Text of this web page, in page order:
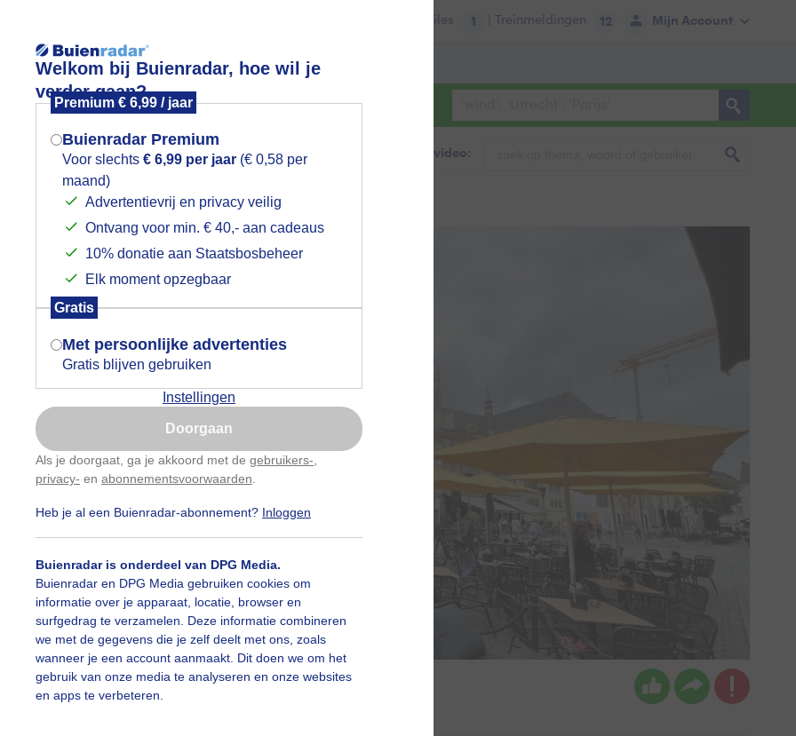
Welkom bij Buienradar, hoe wil je
verder gaan?
Premium € 6,99 / jaar
Buienradar Premium
Voor slechts € 6,99 per jaar (€ 0,58 per
maand)
Advertentievrij en privacy veilig
Ontvang voor min. € 40,- aan cadeaus
10% donatie aan Staatsbosbeheer
Elk moment opzegbaar
Gratis
Met persoonlijke advertenties
Gratis blijven gebruiken
Instellingen
Doorgaan
Als je doorgaat, ga je akkoord met de gebruikers-
privacy- en abonnementsvoorwaarden
Heb je al een Buienradar-abonnement? Inloggen
Buienradar is onderdeel van DPG Media.
Buienradar en DPG Media gebruiken cookies om
informatie over je apparaat, locatie, browser en
surfgedrag te verzamelen. Deze informatie combineren
we met de gegevens die je zelf deelt met ons, zoals
wanneer je een account aanmaakt. Dit doen we om het
gebruik van onze media te analyseren en onze websites
en apps te verbeteren.
Mijn Account
Files 1 | Treinmeldingen 12
Lees meer.
Foto en video Weerzine
Zoeken in foto & video:
Bewolkte zondagwandeling in Breda
Henk Voermans Gemaakt: 07-06-2026, 21x bekeken
Mogen we je locatie gebruiken voor
het weer?
Indien je hier nog geen akkoord op hebt
gegeven, verschijnt er zo een pop-up uit
je browser waarin deze toestemming
gevraagd wordt.
Is goed, toon de popup
Nu niet, misschien later
Gebruik je Safari en wil je niet elke dag deze pop-up
Klikhierom dit aan te passen